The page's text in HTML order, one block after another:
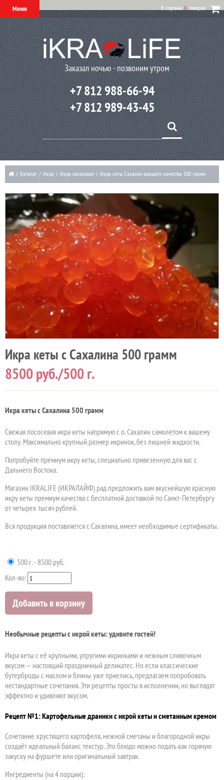
Меню В корзине 0 товаров
Заказал ночью - позвоним утром
+7 812 988-66-94
+7 812 989-43-45
/ Каталог / Икра / Икра лососевая / Икра кеты Сахалин высшего качества 500 грамм
Икра кеты с Сахалина 500 грамм
8500руб./500 г.
Икра кеты с Сахалина 500 грамм
Свежая лососевая икра кеты напрямую с о. Сахалин самолетом к вашему
столу. Максимально крупный размер икринок, без лишней жидкости.
Попробуйте премиум икру кеты, специально привезенную для вас с
Дальнего Востока.
Магазин IKRALIFE (ИКРАЛАЙФ) рад предложить вам вкуснейшую красную
икру кеты премиум качества с бесплатной доставкой по Санкт-Петербургу
от четырех тысяч рублей.
Вся продукция поставляется с Сахалина, имеет необходимые сертификаты.
500 г. - 8500 руб.
Кол-во:
Добавить в корзину
Необычные рецепты с икрой кеты: удивите гостей!
Икра кеты с её крупными, упругими икринками и нежным сливочным
вкусом — настоящий праздничный деликатес. Но если классические
бутерброды с маслом и блины уже приелись, предлагаем попробовать
нестандартные сочетания. Эти рецепты просты в исполнении, но выглядят
эффектно и удивляют вкусом.
Рецепт №1: Картофельные драники с икрой кеты и сметанным кремом
Сочетание хрустящего картофеля, нежной сметаны и благородной икры
создаёт идеальный баланс текстур. Это блюдо можно подать как горячую
закуску на фуршете или оригинальный завтрак.
Ингредиенты (на 4 порции):